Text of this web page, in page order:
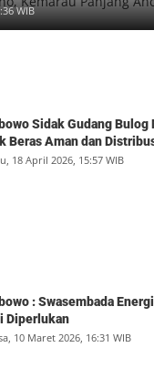
WIB
Sidak Gudang
Beras Aman dan
18 April 2026, 15:57 WIB
: Swasembada
Diperlukan
10 Maret 2026, 16:31 WIB